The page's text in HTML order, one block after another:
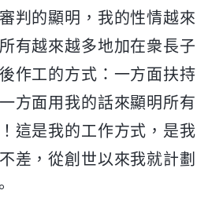
判的顯明，我的性情越來
有越來越多地加在衆長子
作工的方式：一方面扶持
方面用我的話來顯明所有
這是我的工作方式，是我
差，從創世以來我就計劃